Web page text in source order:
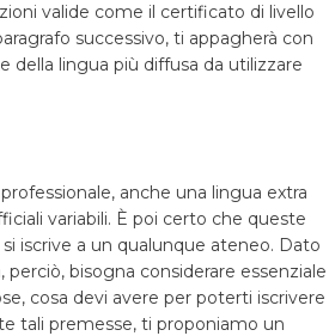
valide come il certificato di livello
successivo, ti appagherà con
della lingua più diffusa da utilizzare
anche una lingua extra
variabili. È poi certo che queste
iscrive a un qualunque ateneo. Dato
bisogna considerare essenziale
cosa devi avere per poterti iscrivere
tali premesse, ti proponiamo un